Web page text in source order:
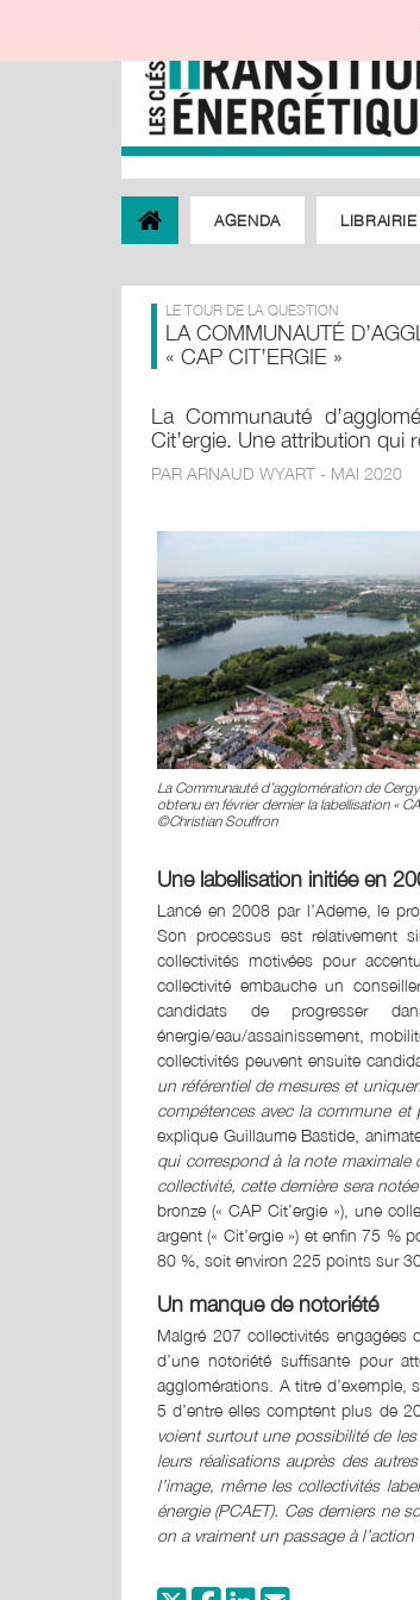
AGENDA LIBRAIRIE
LE TOUR DE LA QUESTION
LA COMMUNAUTÉ
« CAP CIT’ERGIE »
La Communauté
Cit’ergie. Une attribution qui
PAR ARNAUD WYART - MAI 2020
La Communauté d’agglomération de
obtenu en février dernier la labellisation «
©Christian Souffron
Une labellisation initiée en
Lancé en 2008 par l’Ademe, le
Son processus est relativement
collectivités motivées pour
collectivité embauche un
candidats de progresser
énergie/eau/assainissement,
collectivités peuvent ensuite
un référentiel de mesures et
compétences avec la commune et
explique Guillaume Bastide,
qui correspond à la note
collectivité, cette dernière sera
bronze (« CAP Cit’ergie »), une
argent (« Cit’ergie ») et enfin 75 %
80 %, soit environ 225 points sur
Un manque de notoriété
Malgré 207 collectivités engagées
d’une notoriété suffisante pour
agglomérations. A titre d’exemple,
5 d’entre elles comptent plus de
voient surtout une possibilité de
leurs réalisations auprès des
l’image, même les collectivités
énergie (PCAET). Ces derniers ne
on a vraiment un passage à